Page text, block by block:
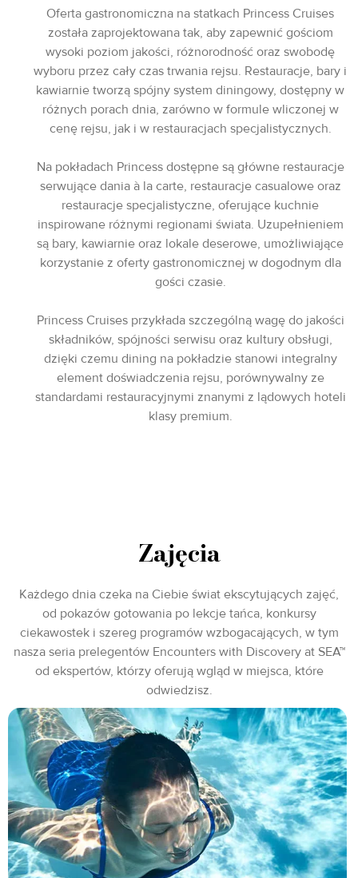
Oferta gastronomiczna na statkach Princess Cruises
została zaprojektowana tak, aby zapewnić gościom
wysoki poziom jakości, różnorodność oraz swobodę
wyboru przez cały czas trwania rejsu. Restauracje, bary i
kawiarnie tworzą spójny system diningowy, dostępny w
różnych porach dnia, zarówno w formule wliczonej w
cenę rejsu, jak i w restauracjach specjalistycznych.
Na pokładach Princess dostępne są główne restauracje
serwujące dania à la carte, restauracje casualowe oraz
restauracje specjalistyczne, oferujące kuchnie
inspirowane różnymi regionami świata. Uzupełnieniem
są bary, kawiarnie oraz lokale deserowe, umożliwiające
korzystanie z oferty gastronomicznej w dogodnym dla
gości czasie.
Princess Cruises przykłada szczególną wagę do jakości
składników, spójności serwisu oraz kultury obsługi,
dzięki czemu dining na pokładzie stanowi integralny
element doświadczenia rejsu, porównywalny ze
standardami restauracyjnymi znanymi z lądowych hoteli
klasy premium.
Zajęcia
Każdego dnia czeka na Ciebie świat ekscytujących zajęć,
od pokazów gotowania po lekcje tańca, konkursy
ciekawostek i szereg programów wzbogacających, w tym
nasza seria prelegentów Encounters with Discovery at SEA™
od ekspertów, którzy oferują wgląd w miejsca, które
odwiedzisz.